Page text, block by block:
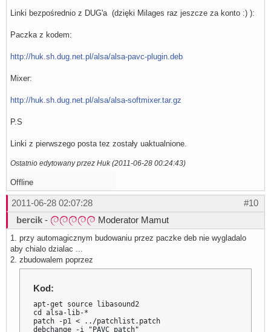
Linki bezpośrednio z DUG'a (dzięki Milages raz jeszcze za konto :) ):
Paczka z kodem:
http://huk.sh.dug.net.pl/alsa/alsa-pavc-plugin.deb
Mixer:
http://huk.sh.dug.net.pl/alsa/alsa-softmixer.tar.gz
P.S
Linki z pierwszego posta tez zostały uaktualnione.
Ostatnio edytowany przez Huk (2011-06-28 00:24:43)
Offline
#10
2011-06-28 02:07:28
bercik - Moderator Mamut
1. przy automagicznym budowaniu przez paczke deb nie wygladalo
aby chialo dzialac ...
2. zbudowalem poprzez
Kod:
apt-get source libasound2
cd alsa-lib-*
patch -p1 < ../patchlist.patch
debchange -i "PAVC patch"